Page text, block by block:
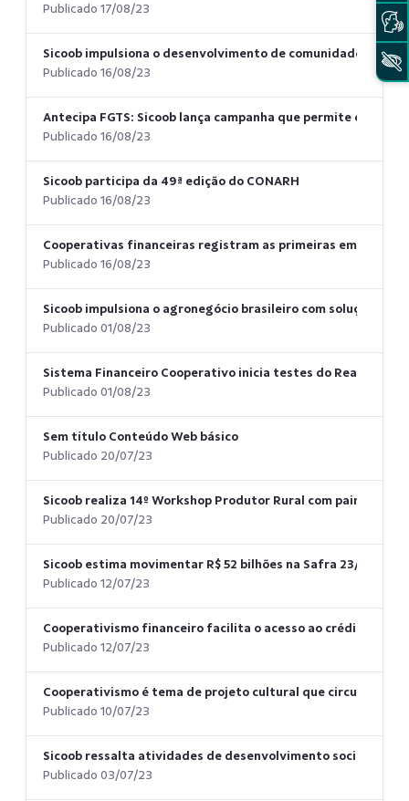
Publicado 17/08/23
Sicoob impulsiona o desenvolvimento de comunidades com
Publicado 16/08/23
Antecipa FGTS: Sicoob lança campanha que permite o
Publicado 16/08/23
Sicoob participa da 49ª edição do CONARH
Publicado 16/08/23
Cooperativas financeiras registram as primeiras emissões
Publicado 16/08/23
Sicoob impulsiona o agronegócio brasileiro com soluções
Publicado 01/08/23
Sistema Financeiro Cooperativo inicia testes do Real Digital
Publicado 01/08/23
Sem título Conteúdo Web básico
Publicado 20/07/23
Sicoob realiza 14º Workshop Produtor Rural com painéis
Publicado 20/07/23
Sicoob estima movimentar R$ 52 bilhões na Safra 23/24
Publicado 12/07/23
Cooperativismo financeiro facilita o acesso ao crédito e
Publicado 12/07/23
Cooperativismo é tema de projeto cultural que circulará por
Publicado 10/07/23
Sicoob ressalta atividades de desenvolvimento social em
Publicado 03/07/23